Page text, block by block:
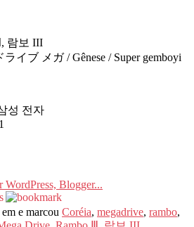
람보 III
ライブ メガ / Gênese / Super gemboyi
성 전자
1
e marcou Coréia, megadrive, rambo,